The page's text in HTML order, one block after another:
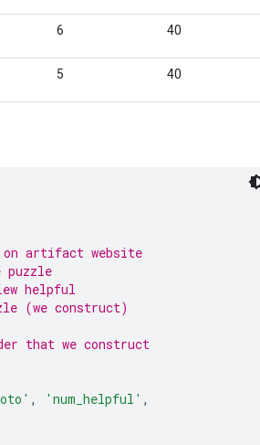
on artifact website
helpful
(we construct)
that we construct
, 'num_helpful' ,